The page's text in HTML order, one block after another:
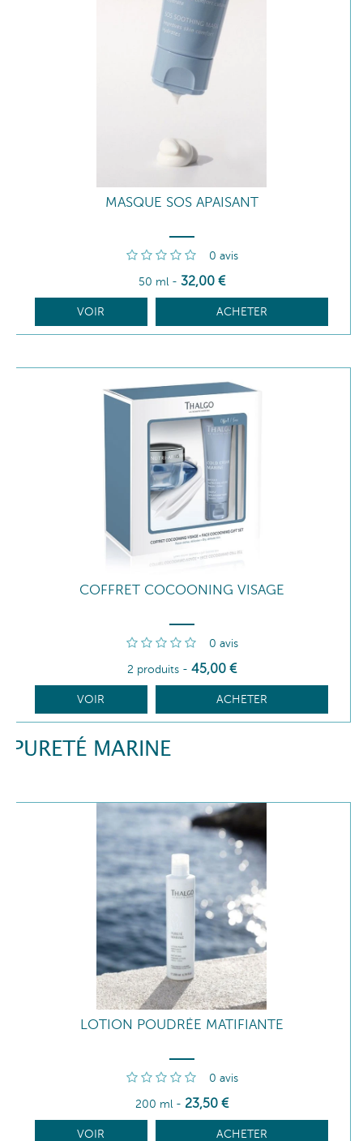
MASQUE SOS APAISANT
0 avis
50 ml - 32,00 €
VOIR ACHETER
COFFRET COCOONING VISAGE
0 avis
2 produits - 45,00 €
VOIR ACHETER
PURETÉ MARINE
LOTION POUDRÉE MATIFIANTE
0 avis
200 ml - 23,50 €
VOIR ACHETER